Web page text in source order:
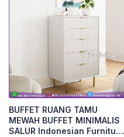
BUFFET RUANG TAMU
MEWAH BUFFET MINIMALIS
SALUR Indonesian Furniture